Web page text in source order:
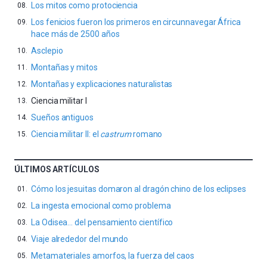
Los mitos como protociencia
Los fenicios fueron los primeros en circunnavegar África
hace más de 2500 años
Asclepio
Montañas y mitos
Montañas y explicaciones naturalistas
Ciencia militar I
Sueños antiguos
Ciencia militar II: el castrumromano
ÚLTIMOS ARTÍCULOS
Cómo los jesuitas domaron al dragón chino de los eclipses
La ingesta emocional como problema
La Odisea… del pensamiento científico
Viaje alrededor del mundo
Metamateriales amorfos, la fuerza del caos